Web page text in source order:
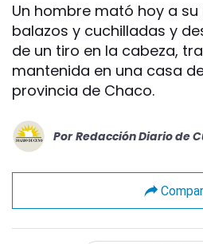
Un hombre mató hoy a su
balazos y cuchilladas y
de un tiro en la cabeza,
mantenida en una casa
provincia de Chaco.
Por Redacción Diario de